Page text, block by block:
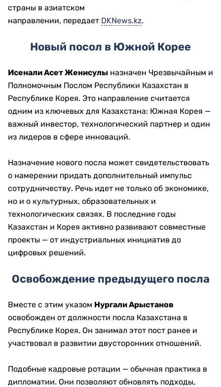
страны в азиатском
направлении, передает DKNews.kz.
Новый посол в Южной Корее
Исенали Асет Женисулы назначен Чрезвычайным и
Полномочным Послом Республики Казахстан в
Республике Корея. Это направление считается
одним из ключевых для Казахстана: Южная Корея —
важный инвестор, технологический партнер и один
из лидеров в сфере инноваций.
Назначение нового посла может свидетельствовать
о намерении придать дополнительный импульс
сотрудничеству. Речь идет не только об экономике,
но и о культурных, образовательных и
технологических связях. В последние годы
Казахстан и Корея активно развивают совместные
проекты — от индустриальных инициатив до
цифровых решений.
Освобождение предыдущего посла
Вместе с этим указом Нургали Арыстанов
освобожден от должности посла Казахстана в
Республике Корея. Он занимал этот пост ранее и
участвовал в развитии двусторонних отношений.
Подобные кадровые ротации — обычная практика в
дипломатии. Они позволяют обновлять подходы,